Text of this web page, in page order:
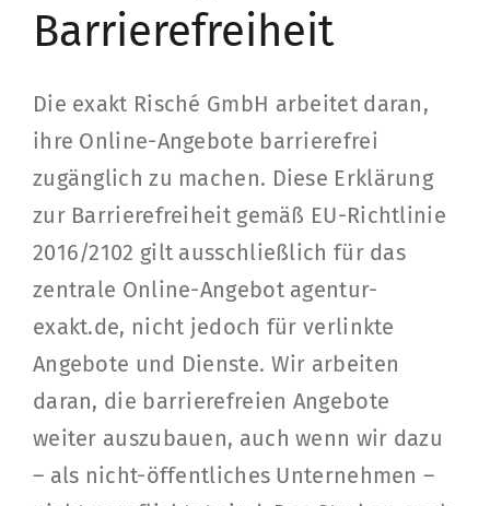
Barrierefreiheit
Die exakt Risché GmbH arbeitet daran,
ihre Online-Angebote barrierefrei
zugänglich zu machen. Diese Erklärung
zur Barrierefreiheit gemäß EU-Richtlinie
2016/2102 gilt ausschließlich für das
zentrale Online-Angebot agentur-
exakt.de, nicht jedoch für verlinkte
Angebote und Dienste. Wir arbeiten
daran, die barrierefreien Angebote
weiter auszubauen, auch wenn wir dazu
– als nicht-öffentliches Unternehmen –